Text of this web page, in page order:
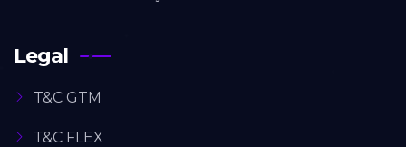
Legal
T&C GTM
T&C FLEX